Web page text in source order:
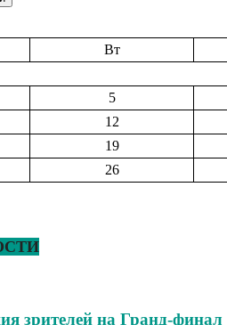
Вт
5
12
19
26
зрителей на Гранд-